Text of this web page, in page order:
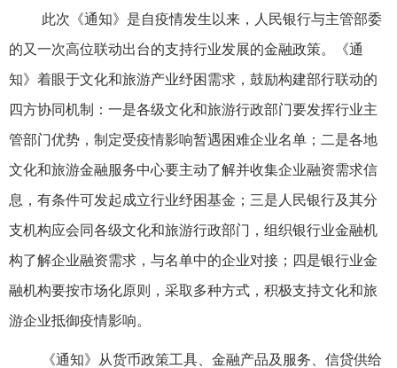
此次《通知》是自疫情发生以来，人民银行与主管部委
的又一次高位联动出台的支持行业发展的金融政策。《通
知》着眼于文化和旅游产业纾困需求，鼓励构建部行联动的
四方协同机制：一是各级文化和旅游行政部门要发挥行业主
管部门优势，制定受疫情影响暂遇困难企业名单；二是各地
文化和旅游金融服务中心要主动了解并收集企业融资需求信
息，有条件可发起成立行业纾困基金；三是人民银行及其分
支机构应会同各级文化和旅游行政部门，组织银行业金融机
构了解企业融资需求，与名单中的企业对接；四是银行业金
融机构要按市场化原则，采取多种方式，积极支持文化和旅
游企业抵御疫情影响。
《通知》从货币政策工具、金融产品及服务、信贷供给